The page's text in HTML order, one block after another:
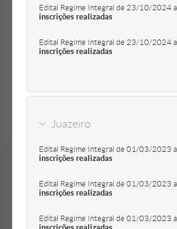
Edital Regime Integral de 23/10/2024
inscrições realizadas
Edital Regime Integral de 23/10/2024
inscrições realizadas
Juazeiro
Edital Regime Integral de 01/03/2023
inscrições realizadas
Edital Regime Integral de 01/03/2023
inscrições realizadas
Edital Regime Integral de 01/03/2023